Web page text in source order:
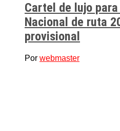
Cartel de lujo
Nacional de ruta
provisional
Por webmaster